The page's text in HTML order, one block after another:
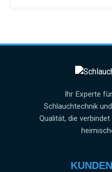
Ihr Experte
Schlauchtechnik
Qualität, die